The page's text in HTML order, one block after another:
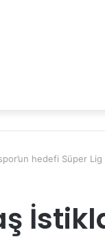
hedefi Süper Lig